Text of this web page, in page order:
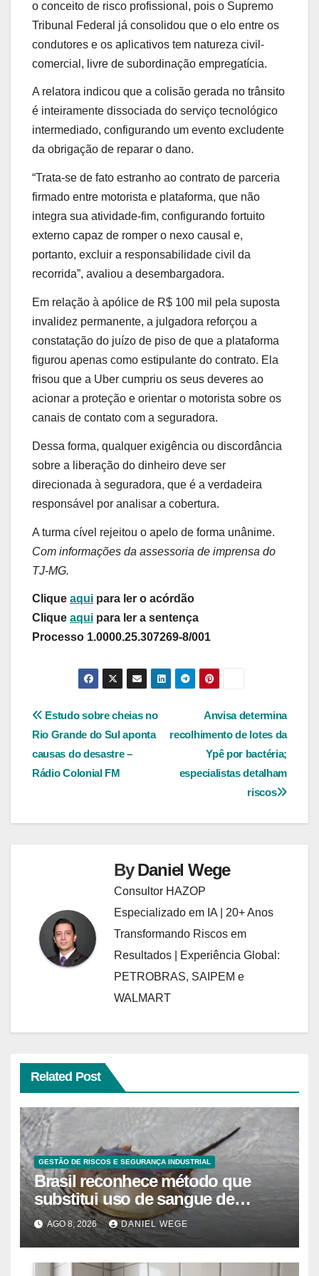
o conceito de risco profissional, pois o Supremo
Tribunal Federal já consolidou que o elo entre os
condutores e os aplicativos tem natureza civil-
comercial, livre de subordinação empregatícia.
A relatora indicou que a colisão gerada no trânsito
é inteiramente dissociada do serviço tecnológico
intermediado, configurando um evento excludente
da obrigação de reparar o dano.
“Trata-se de fato estranho ao contrato de parceria
firmado entre motorista e plataforma, que não
integra sua atividade-fim, configurando fortuito
externo capaz de romper o nexo causal e,
portanto, excluir a responsabilidade civil da
recorrida”, avaliou a desembargadora.
Em relação à apólice de R$ 100 mil pela suposta
invalidez permanente, a julgadora reforçou a
constatação do juízo de piso de que a plataforma
figurou apenas como estipulante do contrato. Ela
frisou que a Uber cumpriu os seus deveres ao
acionar a proteção e orientar o motorista sobre os
canais de contato com a seguradora.
Dessa forma, qualquer exigência ou discordância
sobre a liberação do dinheiro deve ser
direcionada à seguradora, que é a verdadeira
responsável por analisar a cobertura.
A turma cível rejeitou o apelo de forma unânime.
Com informações da assessoria de imprensa do
TJ-MG.
Clique aqui para ler o acórdão
Clique aqui para ler a sentença
Processo 1.0000.25.307269-8/001
Navegação
de
Post
Anvisa determina
recolhimento de lotes da
Ypê por bactéria;
especialistas detalham
riscos
Estudo sobre cheias no
Rio Grande do Sul aponta
causas do desastre –
Rádio Colonial FM
ByDaniel Wege
Consultor HAZOP
Especializado em IA | 20+ Anos
Transformando Riscos em
Resultados | Experiência Global:
PETROBRAS, SAIPEM e
WALMART
Related Post
GESTÃO DE RISCOS E SEGURANÇA INDUSTRIAL
Brasil reconhece método que
substitui uso de sangue de
caranguejo-ferradura em testes
farmacêuticos
AGO 8, 2026 DANIEL WEGE